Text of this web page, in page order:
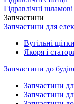
Гідравлічні
Запчастини
Запчастини для
Вугільні щітки
Якоря і
Запчастини до
Запчастини
Запчастини